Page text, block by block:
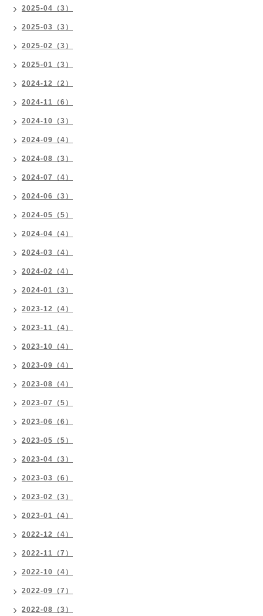
2025-04（3）
2025-03（3）
2025-02（3）
2025-01（3）
2024-12（2）
2024-11（6）
2024-10（3）
2024-09（4）
2024-08（3）
2024-07（4）
2024-06（3）
2024-05（5）
2024-04（4）
2024-03（4）
2024-02（4）
2024-01（3）
2023-12（4）
2023-11（4）
2023-10（4）
2023-09（4）
2023-08（4）
2023-07（5）
2023-06（6）
2023-05（5）
2023-04（3）
2023-03（6）
2023-02（3）
2023-01（4）
2022-12（4）
2022-11（7）
2022-10（4）
2022-09（7）
2022-08（3）